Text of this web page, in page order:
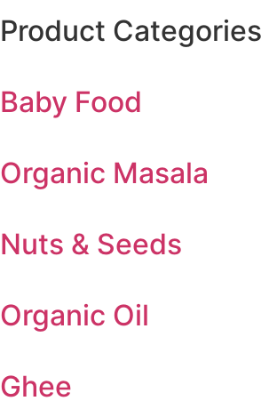
Product Categories
Baby Food
Organic Masala
Nuts & Seeds
Organic Oil
Ghee